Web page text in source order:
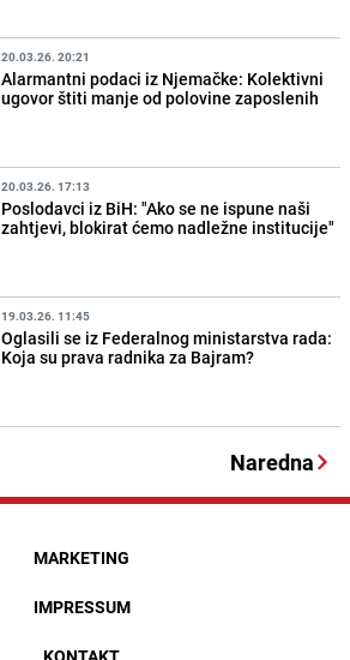
20.03.26. 20:21
Alarmantni podaci iz Njemačke: Kolektivni
ugovor štiti manje od polovine zaposlenih
20.03.26. 17:13
Poslodavci iz BiH: "Ako se ne ispune naši
zahtjevi, blokirat ćemo nadležne institucije"
19.03.26. 11:45
Oglasili se iz Federalnog ministarstva rada:
Koja su prava radnika za Bajram?
Naredna
MARKETING
IMPRESSUM